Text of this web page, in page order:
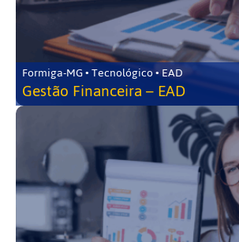
Formiga-MG • Tecnológico • EAD
Gestão Financeira – EAD